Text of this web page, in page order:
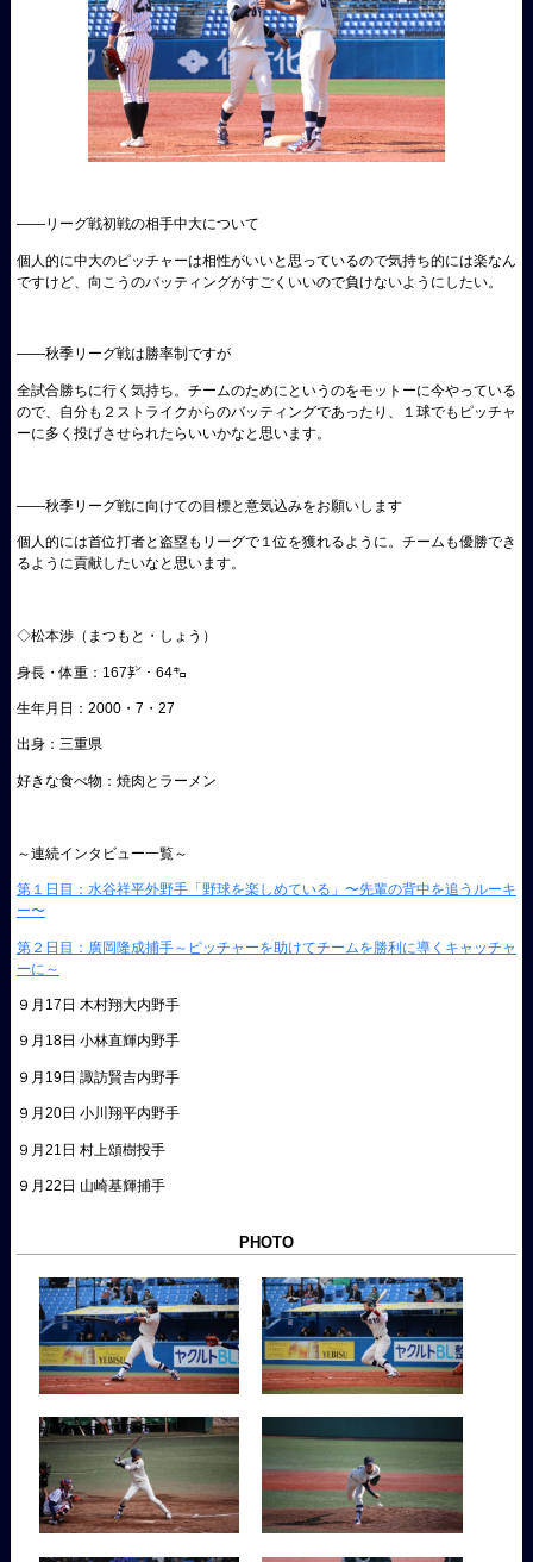
――リーグ戦初戦の相手中大について
個人的に中大のピッチャーは相性がいいと思っているので気持ち的には楽なん
ですけど、向こうのバッティングがすごくいいので負けないようにしたい。
――秋季リーグ戦は勝率制ですが
全試合勝ちに行く気持ち。チームのためにというのをモットーに今やっている
ので、自分も２ストライクからのバッティングであったり、１球でもピッチャ
ーに多く投げさせられたらいいかなと思います。
――秋季リーグ戦に向けての目標と意気込みをお願いします
個人的には首位打者と盗塁もリーグで１位を獲れるように。チームも優勝でき
るように貢献したいなと思います。
◇松本渉（まつもと・しょう）
身長・体重：167㌢・64㌔
生年月日：2000・7・27
出身：三重県
好きな食べ物：焼肉とラーメン
～連続インタビュー一覧～
第１日目：水谷祥平外野手「野球を楽しめている」〜先輩の背中を追うルーキ
ー〜
第２日目：廣岡隆成捕手～ピッチャーを助けてチームを勝利に導くキャッチャ
ーに～
９月17日 木村翔大内野手
９月18日 小林直輝内野手
９月19日 諏訪賢吉内野手
９月20日 小川翔平内野手
９月21日 村上頌樹投手
９月22日 山崎基輝捕手
PHOTO